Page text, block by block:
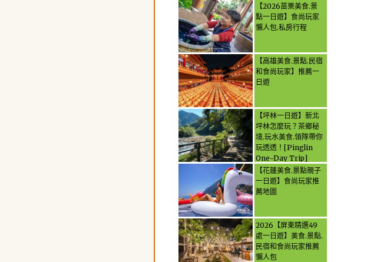
【2026苗栗美食.景
點一日遊】食尚玩家
懶人包.私房行程
【高雄美食.景點.民宿
和食尚玩家】推薦一
日遊
【坪林一日遊】新北
坪林怎麼玩？茶鄉秘
境.玩水美食.領隊帶你
玩透透！[Pinglin
One-Day Trip]
How to explore
Pinglin, New
Taipei? Tea Village
Let the guide take
you through it all!
【花蓮美食.景點親子
一日遊】食尚玩家推
薦地圖
2026【屏東精選49
處一日遊】美食.景點.
民宿和食尚玩家推薦
懶人包